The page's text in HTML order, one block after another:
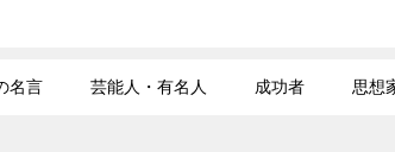
名言 芸能人・有名人 成功者 思想